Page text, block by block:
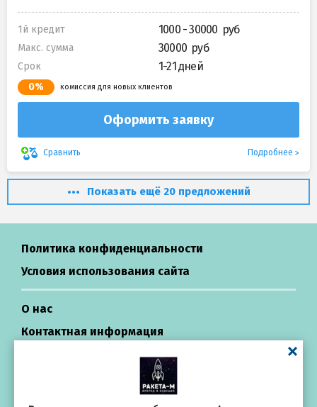
1й кредит 1000 - 30000
Макс. сумма 30000
Срок 1-21 дней
0% комиссия для новых клиентов
Оформить заявку
Сравнить Подробнее
Показать ещё 20 предложений
Политика конфиденциальности
Условия использования сайта
О нас
Контактная информация